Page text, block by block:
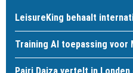
LeisureKing behaalt
Training AI toepassing voor
Pairi Daiza vertelt in